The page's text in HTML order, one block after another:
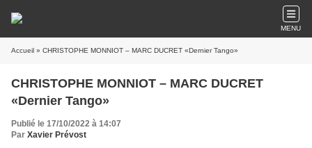
MENU
Accueil » CHRISTOPHE MONNIOT – MARC DUCRET «Dernier Tango»
CHRISTOPHE MONNIOT – MARC DUCRET
«Dernier Tango»
Publié le 17/10/2022 à 14:07
Par Xavier Prévost